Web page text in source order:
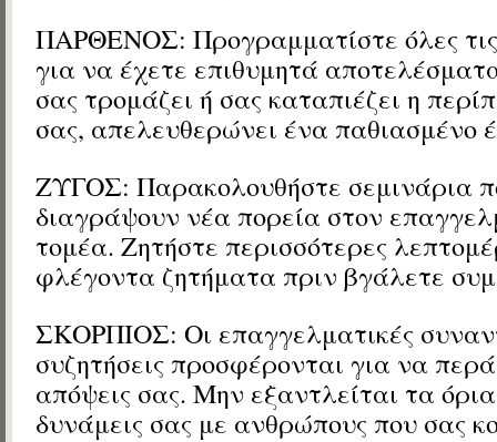
ΠΑΡΘΕΝΟΣ: Προγραμματίστε όλες τις
για να έχετε επιθυμητά
σας τρομάζει ή σας καταπιέζει η
σας, απελευθερώνει ένα παθιασμένο
ΖΥΓΟΣ: Παρακολουθήστε σεμινάρια
διαγράψουν νέα πορεία στον
τομέα. Ζητήστε περισσότερες
φλέγοντα ζητήματα πριν βγάλετε
ΣΚΟΡΠΙΟΣ: Οι επαγγελματικές
συζητήσεις προσφέρονται για να
απόψεις σας. Μην εξαντλείται τα όρια
δυνάμεις σας με ανθρώπους που σας